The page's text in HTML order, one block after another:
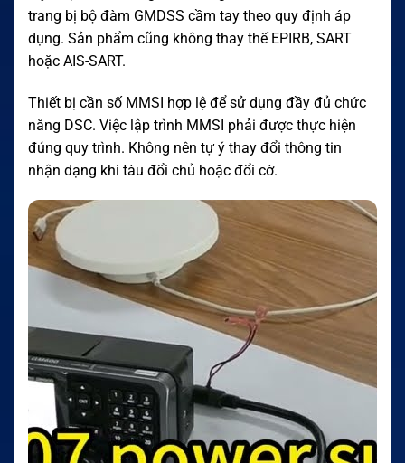
trang bị bộ đàm GMDSS cầm tay theo quy định áp
dụng. Sản phẩm cũng không thay thế EPIRB, SART
hoặc AIS-SART.
Thiết bị cần số MMSI hợp lệ để sử dụng đầy đủ chức
năng DSC. Việc lập trình MMSI phải được thực hiện
đúng quy trình. Không nên tự ý thay đổi thông tin
nhận dạng khi tàu đổi chủ hoặc đổi cờ.